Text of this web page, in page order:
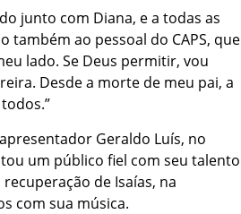
junto com Diana, e a todas as
também ao pessoal do CAPS, que
lado. Se Deus permitir, vou
Desde a morte de meu pai, a
Geraldo Luís, no
um público fiel com seu talento
de Isaías, na
com sua música.